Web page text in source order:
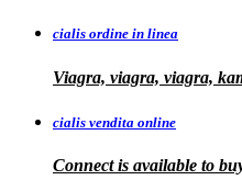
cialis ordine in linea
Viagra, viagra, viagra,
cialis vendita online
Connect is available to